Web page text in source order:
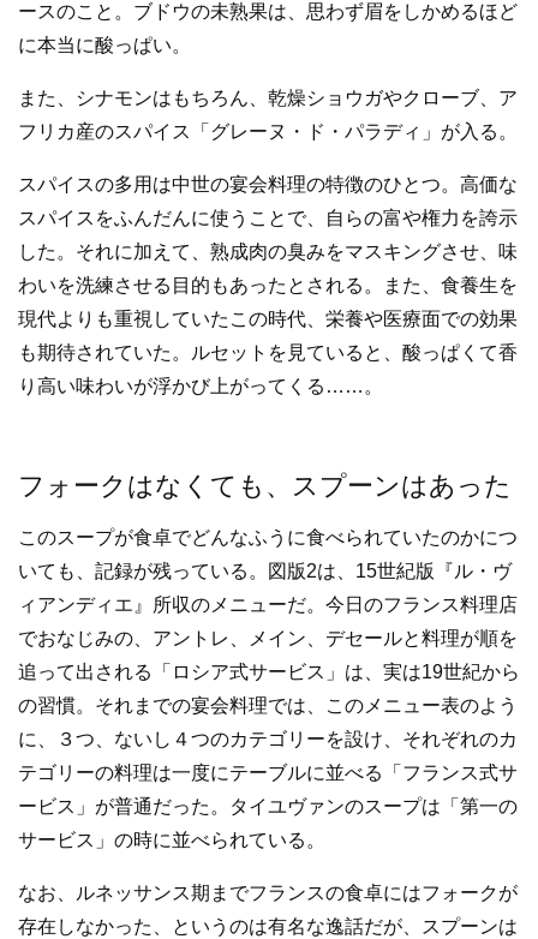
ースのこと。ブドウの未熟果は、思わず眉をしかめるほど
に本当に酸っぱい。
また、シナモンはもちろん、乾燥ショウガやクローブ、ア
フリカ産のスパイス「グレーヌ・ド・パラディ」が入る。
スパイスの多用は中世の宴会料理の特徴のひとつ。高価な
スパイスをふんだんに使うことで、自らの富や権力を誇示
した。それに加えて、熟成肉の臭みをマスキングさせ、味
わいを洗練させる目的もあったとされる。また、食養生を
現代よりも重視していたこの時代、栄養や医療面での効果
も期待されていた。ルセットを見ていると、酸っぱくて香
り高い味わいが浮かび上がってくる……。
フォークはなくても、スプーンはあった
このスープが食卓でどんなふうに食べられていたのかにつ
いても、記録が残っている。図版2は、15世紀版『ル・ヴ
ィアンディエ』所収のメニューだ。今日のフランス料理店
でおなじみの、アントレ、メイン、デセールと料理が順を
追って出される「ロシア式サービス」は、実は19世紀から
の習慣。それまでの宴会料理では、このメニュー表のよう
に、３つ、ないし４つのカテゴリーを設け、それぞれのカ
テゴリーの料理は一度にテーブルに並べる「フランス式サ
ービス」が普通だった。タイユヴァンのスープは「第一の
サービス」の時に並べられている。
なお、ルネッサンス期までフランスの食卓にはフォークが
存在しなかった、というのは有名な逸話だが、スプーンは